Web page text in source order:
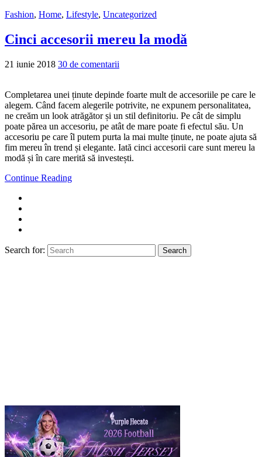
Fashion, Home, Lifestyle, Uncategorized
Cinci accesorii mereu la modă
21 iunie 2018 30 de comentarii
Completarea unei ținute depinde foarte mult de accesoriile pe care le
alegem. Când facem alegerile potrivite, ne expunem personalitatea,
ne creăm un look atrăgător și un stil definitoriu. Pe cât de simplu
poate părea un accesoriu, pe atât de mare poate fi efectul său. Un
accesoriu pe care îl putem purta la mai multe ținute, ne poate ajuta să
fim mereu în trend și elegante. Iată cinci accesorii care sunt mereu la
modă și în care merită să investești.
Continue Reading
Search for: Search